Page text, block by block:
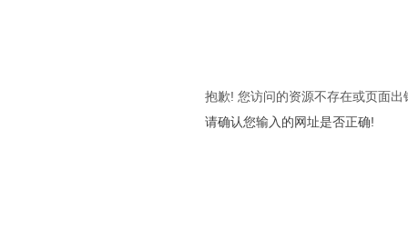
抱歉! 您访问的资源不存在或页面出
请确认您输入的网址是否正确!